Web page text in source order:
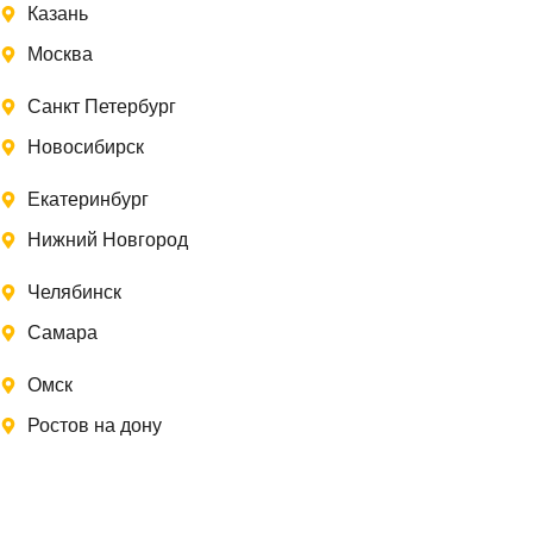
Казань
Москва
Санкт Петербург
Новосибирск
Екатеринбург
Нижний Новгород
Челябинск
Самара
Омск
Ростов на дону